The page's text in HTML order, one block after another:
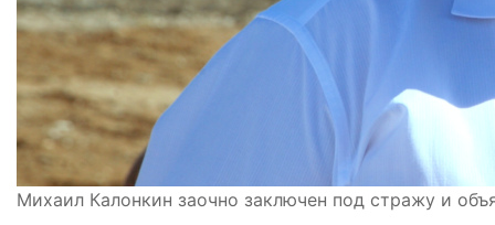
Михаил Калонкин заочно заключен под стражу и